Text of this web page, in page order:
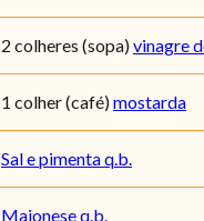
2 colheres (sopa)vinagre
1 colher (café)mostarda
Sal e pimenta q.b.
Maionese q.b.